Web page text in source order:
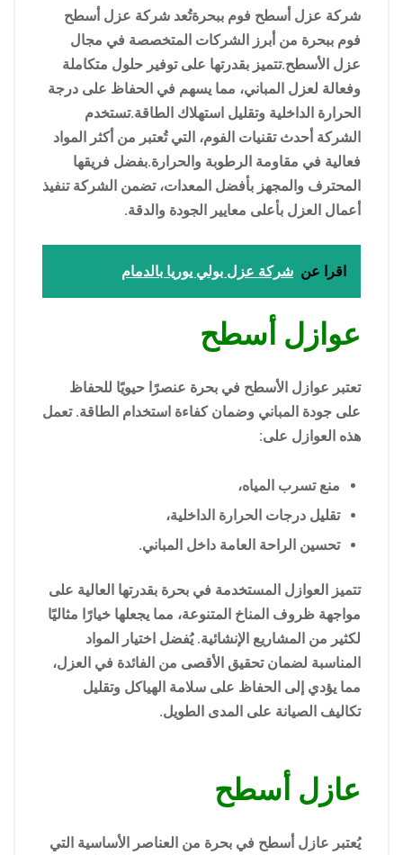
شركة عزل أسطح فوم ببحرةتُعد شركة عزل أسطح
فوم ببحرة من أبرز الشركات المتخصصة في مجال
عزل الأسطح.تتميز بقدرتها على توفير حلول متكاملة
وفعالة لعزل المباني، مما يسهم في الحفاظ على درجة
الحرارة الداخلية وتقليل استهلاك الطاقة.تستخدم
الشركة أحدث تقنيات الفوم، التي تُعتبر من أكثر المواد
فعالية في مقاومة الرطوبة والحرارة.بفضل فريقها
المحترف والمجهز بأفضل المعدات، تضمن الشركة تنفيذ
أعمال العزل بأعلى معايير الجودة والدقة.
اقرا عن شركة عزل بولي يوريا بالدمام
عوازل أسطح
تعتبر عوازل الأسطح في بحرة عنصرًا حيويًا للحفاظ
على جودة المباني وضمان كفاءة استخدام الطاقة. تعمل
هذه العوازل على:
منع تسرب المياه،
تقليل درجات الحرارة الداخلية،
تحسين الراحة العامة داخل المباني.
تتميز العوازل المستخدمة في بحرة بقدرتها العالية على
مواجهة ظروف المناخ المتنوعة، مما يجعلها خيارًا مثاليًا
لكثير من المشاريع الإنشائية. يُفضل اختيار المواد
المناسبة لضمان تحقيق الأقصى من الفائدة في العزل،
مما يؤدي إلى الحفاظ على سلامة الهياكل وتقليل
تكاليف الصيانة على المدى الطويل.
عازل أسطح
يُعتبر عازل أسطح في بحرة من العناصر الأساسية التي